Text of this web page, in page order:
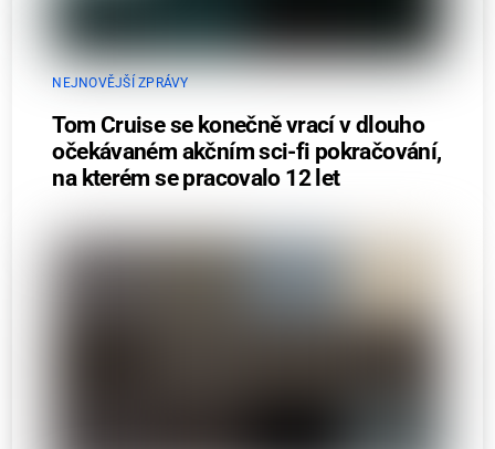
NEJNOVĚJŠÍ ZPRÁVY
Tom Cruise se konečně vrací v dlouho
očekávaném akčním sci-fi pokračování,
na kterém se pracovalo 12 let